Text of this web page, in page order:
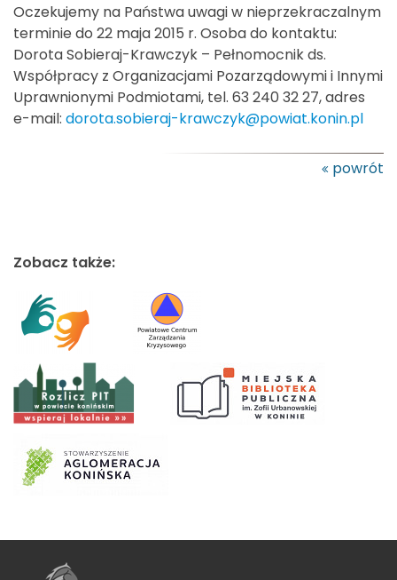
Oczekujemy na Państwa uwagi w nieprzekraczalnym
terminie do 22 maja 2015 r. Osoba do kontaktu:
Dorota Sobieraj-Krawczyk – Pełnomocnik ds.
Współpracy z Organizacjami Pozarządowymi i Innymi
Uprawnionymi Podmiotami, tel. 63 240 32 27, adres
e-mail: dorota.sobieraj-krawczyk@powiat.konin.pl
powrót
Zobacz także: